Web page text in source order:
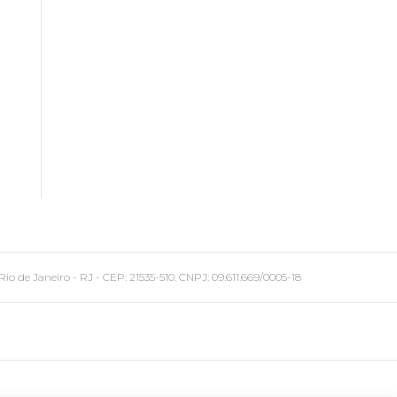
Janeiro - RJ - CEP: 21535-510. CNPJ: 09.611.669/0005-18